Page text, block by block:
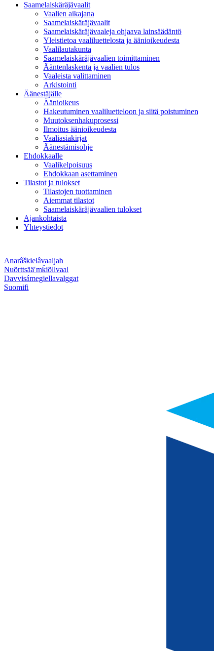
Saamelaiskäräjävaalit
Vaalien aikajana
Saamelaiskäräjävaalit
Saamelaiskäräjävaaleja ohjaava lainsäädäntö
Yleistietoa vaaliluettelosta ja äänioikeudesta
Vaalilautakunta
Saamelaiskäräjävaalien toimittaminen
Ääntenlaskenta ja vaalien tulos
Vaaleista valittaminen
Arkistointi
Äänestäjälle
Äänioikeus
Hakeutuminen vaaliluetteloon ja siitä poistuminen
Muutoksenhakuprosessi
Ilmoitus äänioikeudesta
Vaaliasiakirjat
Äänestämisohje
Ehdokkaalle
Vaalikelpoisuus
Ehdokkaan asettaminen
Tilastot ja tulokset
Tilastojen tuottaminen
Aiemmat tilastot
Saamelaiskäräjävaalien tulokset
Ajankohtaista
Yhteystiedot
Anarâškielâvaaljah
Nuõrttsääʹmǩiõllvaal
Davvisámegiellavalggat
Suomifi